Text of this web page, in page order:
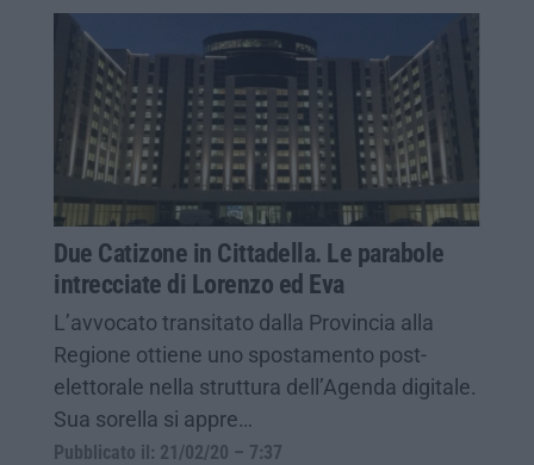
Due Catizone in Cittadella. Le parabole
intrecciate di Lorenzo ed Eva
L’avvocato transitato dalla Provincia alla
Regione ottiene uno spostamento post-
elettorale nella struttura dell’Agenda digitale.
Sua sorella si appre…
Pubblicato il: 21/02/20 – 7:37